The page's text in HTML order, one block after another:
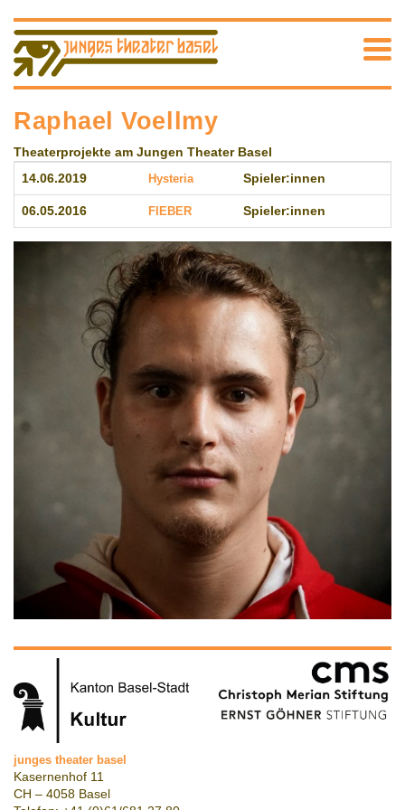
Raphael Voellmy
Theaterprojekte am Jungen Theater Basel
14.06.2019 Hysteria Spieler:innen
06.05.2016 FIEBER Spieler:innen
junges theater basel
Kasernenhof 11
CH – 4058 Basel